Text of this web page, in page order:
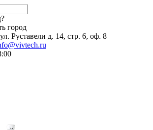
город
Руставели д. 14, стр. 6, оф. 8